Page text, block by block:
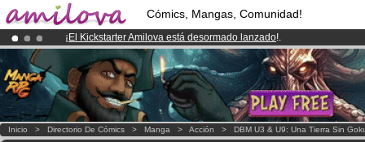
Cómics, Mangas, Comunidad!
¡ El Kickstarter Amilova está desormado lanzado!.
¡Ya tenemos 134393miembrosy 1208Cómics y Mangas!.
¡Conviertete en Premium por3.95 euros al mes!Hazte Premium ya
Inicio > Directorio De Cómics > Manga > Acción > DBM U3 & U9: Una Tierra Sin